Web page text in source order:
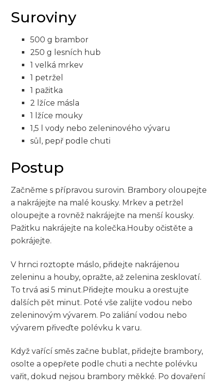
Suroviny
500⁢ g ⁤brambor
250 ⁤g ⁣lesních⁤ hub
1 velká mrkev
1 petržel
1 pažitka
2 lžíce​ másla
1 lžíce mouky
1,5 l⁣ vody nebo zeleninového vývaru
sůl, pepř⁣ podle⁣ chuti
Postup
Začněme s přípravou⁤ surovin. Brambory oloupejte⁣
a nakrájejte ‍na malé‌ kousky. Mrkev a petržel
oloupejte a ⁣rovněž nakrájejte ‌na ​menší kousky.
Pažitku nakrájejte na kolečka.Houby očistěte a
pokrájejte.
V ‌hrnci roztopte máslo, přidejte nakrájenou
zeleninu a houby, opražte,⁣ až zelenina zesklovatí.
To trvá asi 5 minut.Přidejte ‍mouku‍ a orestujte
dalších pět minut.⁣ Poté vše zalijte vodou nebo
zeleninovým vývarem. Po zaliání ⁤vodou nebo
vývarem přiveďte polévku k varu.
Když‌ vařící směs začne ⁤bublat, přidejte brambory,
osolte a opepřete ‌podle⁣ chuti a nechte ⁣polévku
vařit, dokud nejsou brambory měkké. ‌Po⁤ dovaření